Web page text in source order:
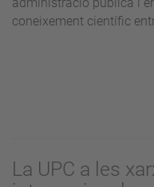
coneixement científic
La UPC a les